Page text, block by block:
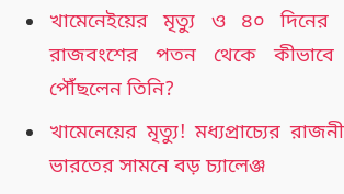
খামেনেইয়ের মৃত্যু ও ৪০
রাজবংশের পতন থেকে কীভাবে
পৌঁছলেন তিনি?
খামেনেয়ের মৃত্যু! মধ্যপ্রাচ্যের
ভারতের সামনে বড় চ্যালেঞ্জ